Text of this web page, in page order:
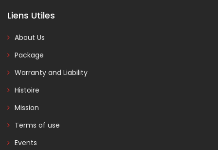
Liens Utiles
About Us
Package
Warranty and Liability
Histoire
Mission
Terms of use
Events